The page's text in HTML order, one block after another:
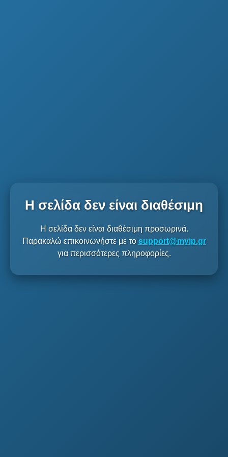
Η σελίδα δεν είναι διαθέσιμη
Η σελίδα δεν είναι διαθέσιμη προσωρινά.
Παρακαλώ επικοινωνήστε με το support@myip.gr
για περισσότερες πληροφορίες.